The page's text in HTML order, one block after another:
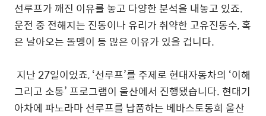
선루프가 깨진 이유를 놓고 다양한 분석을 내놓고 있죠.
운전 중 전해지는 진동이나 유리가 취약한 고유진동수, 혹
은 날아오는 돌멩이 등 많은 이유가 있을 겁니다.
지난 27일이었죠, ‘선루프’를 주제로 현대자동차의 ‘이해
그리고 소통’ 프로그램이 울산에서 진행됐습니다. 현대기
아차에 파노라마 선루프를 납품하는 베바스토동희 울산